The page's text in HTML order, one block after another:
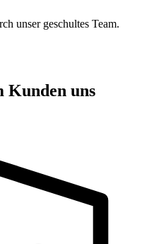
unser geschultes Team.
Kunden uns